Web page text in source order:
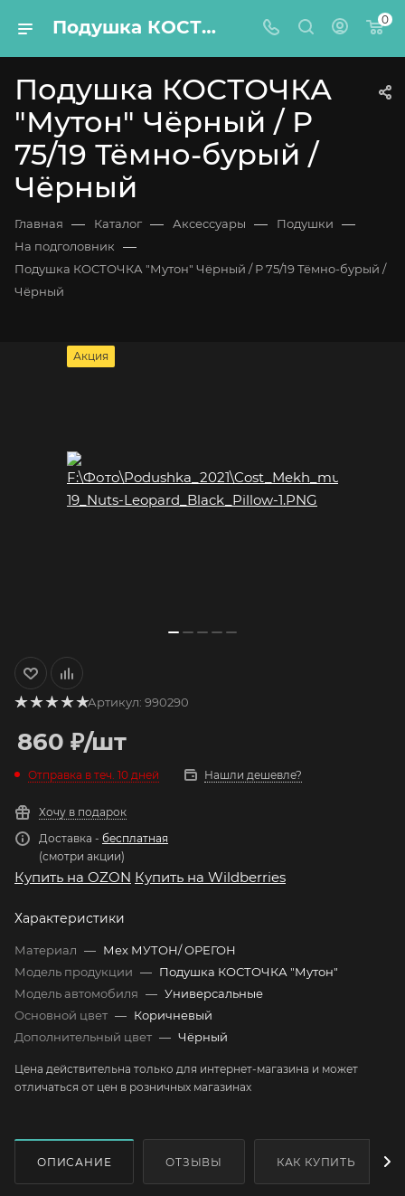
Подушка КОСТОЧКА "Мутон" Чёрный / Р 75/19 Тёмно-бурый / Чёрный 0
Подушка КОСТОЧКА
"Мутон" Чёрный / Р
75/19 Тёмно-бурый /
Чёрный
Главная — Каталог — Аксессуары — Подушки —
На подголовник —
Подушка КОСТОЧКА "Мутон" Чёрный / Р 75/19 Тёмно-бурый /
Чёрный
Акция
Артикул: 990290
860 ₽/шт
Отправка в теч. 10 дней Нашли дешевле?
Хочу в подарок
Доставка - бесплатная
(смотри акции)
Купить на OZON Купить на Wildberries
Характеристики
Материал — Мех МУТОН/ ОРЕГОН
Модель продукции — Подушка КОСТОЧКА "Мутон"
Модель автомобиля — Универсальные
Основной цвет — Коричневый
Дополнительный цвет — Чёрный
Цена действительна только для интернет-магазина и может
отличаться от цен в розничных магазинах
ОПИСАНИЕ ОТЗЫВЫ КАК КУПИТЬ